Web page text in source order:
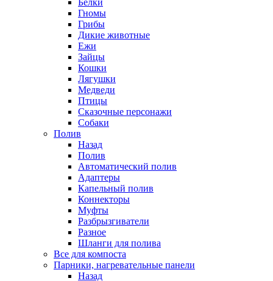
Белки
Гномы
Грибы
Дикие животные
Ежи
Зайцы
Кошки
Лягушки
Медведи
Птицы
Сказочные персонажи
Собаки
Полив
Назад
Полив
Автоматический полив
Адаптеры
Капельный полив
Коннекторы
Муфты
Разбрызгиватели
Разное
Шланги для полива
Все для компоста
Парники, нагревательные панели
Назад